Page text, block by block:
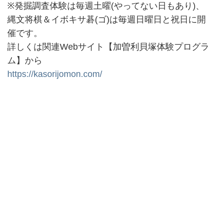
※発掘調査体験は毎週土曜(やってない日もあり)、
縄文将棋＆イボキサ碁(ゴ)は毎週日曜日と祝日に開
催です。
詳しくは関連Webサイト【加曽利貝塚体験プログラ
ム】から
https://kasorijomon.com/